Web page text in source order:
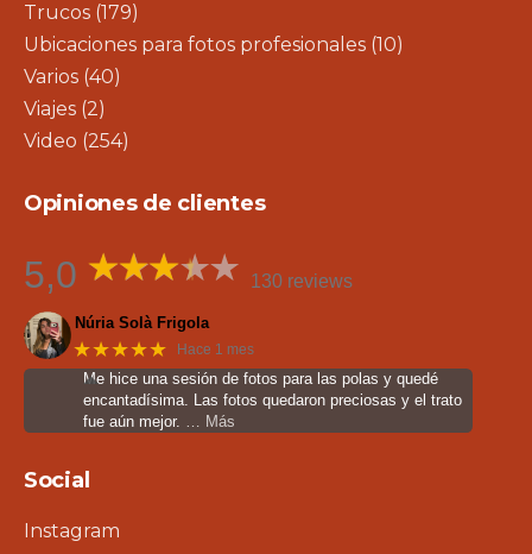
Trucos (179)
Ubicaciones para fotos profesionales (10)
Varios (40)
Viajes (2)
Video (254)
Opiniones de clientes
5,0 130 reviews
Núria Solà Frigola
★★★★★ Hace 1 mes
Me hice una sesión de fotos para las polas y quedé
encantadísima. Las fotos quedaron preciosas y el trato
fue aún mejor. … Más
Social
Instagram